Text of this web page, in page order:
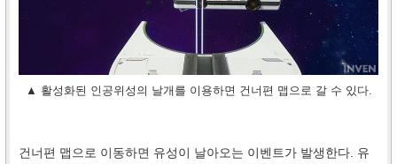
▲ 활성화된 인공위성의 날개를 이용하면 건너편 맵으로 갈 수 있다.
건너편 맵으로 이동하면 유성이 날아오는 이벤트가 발생한다. 유